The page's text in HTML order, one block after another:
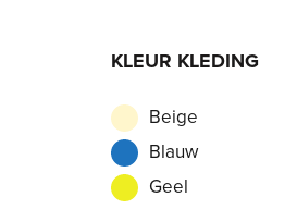
KLEUR KLEDING
Beige
Blauw
Geel